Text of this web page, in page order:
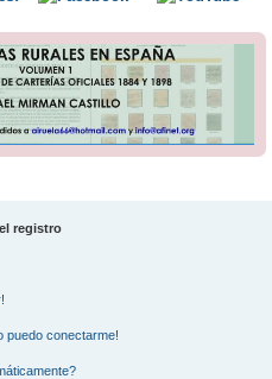
registro
puedo conectarme!